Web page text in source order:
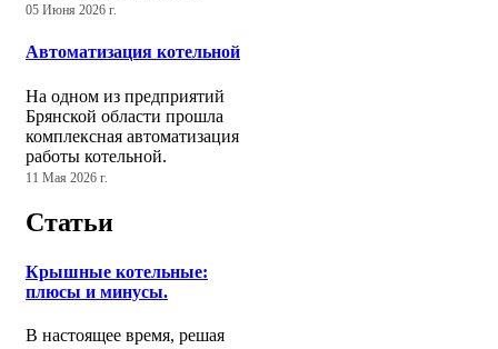
05 Июня 2026 г.
Автоматизация котельной
На одном из предприятий
Брянской области прошла
комплексная автоматизация
работы котельной.
11 Мая 2026 г.
Статьи
Крышные котельные:
плюсы и минусы.
В настоящее время, решая